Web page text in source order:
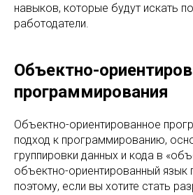
навыков, которые будут искать
работодатели.
Объектно-
программирования
Объектно-ориентированное
подход к программированию,
группировки данных и кода в
объектно-ориентированный язык
поэтому, если вы хотите стать